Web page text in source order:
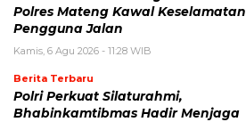
Polres Mateng Kawal Keselamatan
Pengguna Jalan
Kamis, 6 Agu 2026 - 11:28 WIB
Berita Terbaru
Polri Perkuat Silaturahmi,
Bhabinkamtibmas Hadir Menjaga